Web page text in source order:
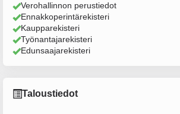
Verohallinnon perustiedot
Ennakkoperintärekisteri
Kaupparekisteri
Työnantajarekisteri
Edunsaajarekisteri
Taloustiedot